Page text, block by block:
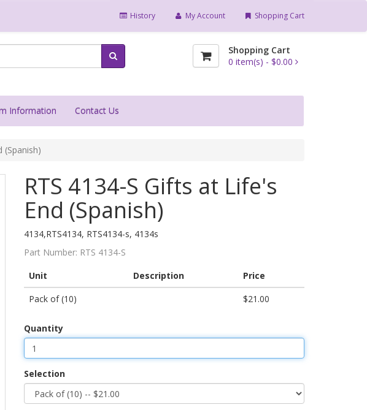
History My Account Shopping Cart
Shopping Cart
0 item(s) - $0.00
Information Contact Us
(Spanish)
RTS 4134-S Gifts at Life's
End (Spanish)
4134,RTS4134, RTS4134-s, 4134s
Part Number: RTS 4134-S
Unit
Description
Price
Pack of (10)
$21.00
Quantity
Selection